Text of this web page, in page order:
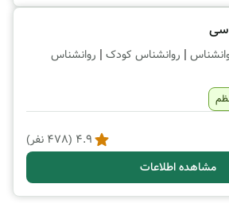
| روانشناس کودک | روانشناس
4.9
(
478 نفر)
مشاهده اطلاعات